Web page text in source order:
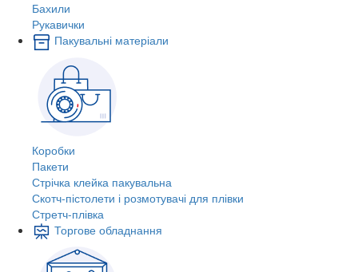
Бахили
Рукавички
Пакувальні матеріали
Коробки
Пакети
Стрічка клейка пакувальна
Скотч-пістолети і розмотувачі для плівки
Стретч-плівка
Торгове обладнання